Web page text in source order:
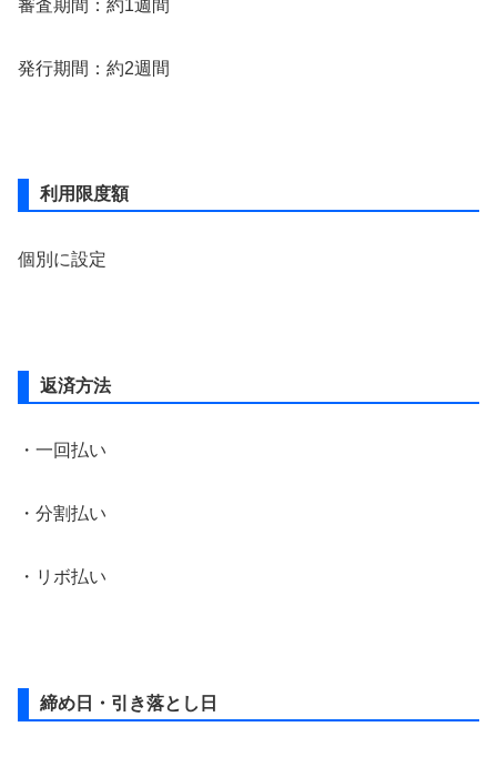
審査期間：約1週間
発行期間：約2週間
利用限度額
個別に設定
返済方法
・一回払い
・分割払い
・リボ払い
締め日・引き落とし日